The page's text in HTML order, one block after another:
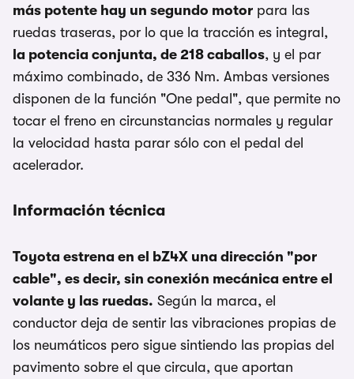
más potente hay un segundo motor para las
ruedas traseras, por lo que la tracción es integral,
la potencia conjunta, de 218 caballos, y el par
máximo combinado, de 336 Nm. Ambas versiones
disponen de la función "One pedal", que permite no
tocar el freno en circunstancias normales y regular
la velocidad hasta parar sólo con el pedal del
acelerador.
Información técnica
Toyota estrena en el bZ4X una dirección "por
cable", es decir, sin conexión mecánica entre el
volante y las ruedas. Según la marca, el
conductor deja de sentir las vibraciones propias de
los neumáticos pero sigue sintiendo las propias del
pavimento sobre el que circula, que aportan